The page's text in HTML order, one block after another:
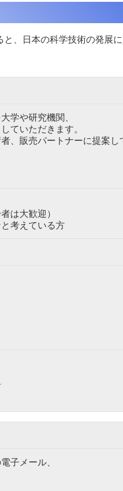
、日本の科学技術の発展
学や研究機関、
ていただきます。
、販売パートナーに提案し
は大歓迎）
考えている方
子メール、